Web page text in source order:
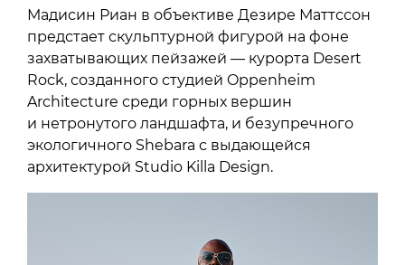
Мадисин Риан в объективе Дезире Маттссон
предстает скульптурной фигурой на фоне
захватывающих пейзажей — курорта Desert
Rock, созданного студией Oppenheim
Architecture среди горных вершин
и нетронутого ландшафта, и безупречного
экологичного Shebara с выдающейся
архитектурой Studio Killa Design.